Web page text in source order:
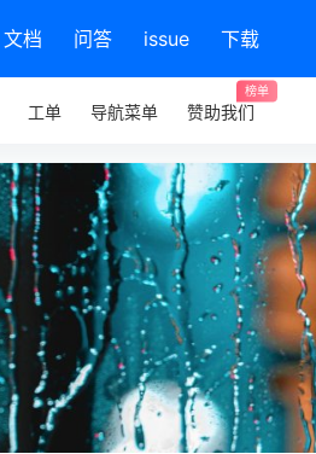
文档 问答 issue 下载
工单 导航菜单 赞助我们
榜单